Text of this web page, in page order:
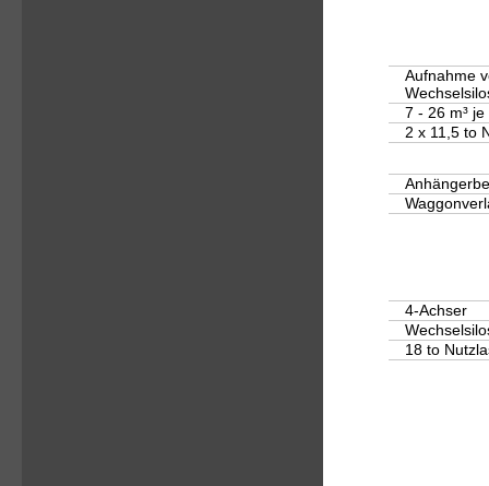
Aufnahme
7 - 26 m³ je
2 x 11,5 to
4-Achser
18 to